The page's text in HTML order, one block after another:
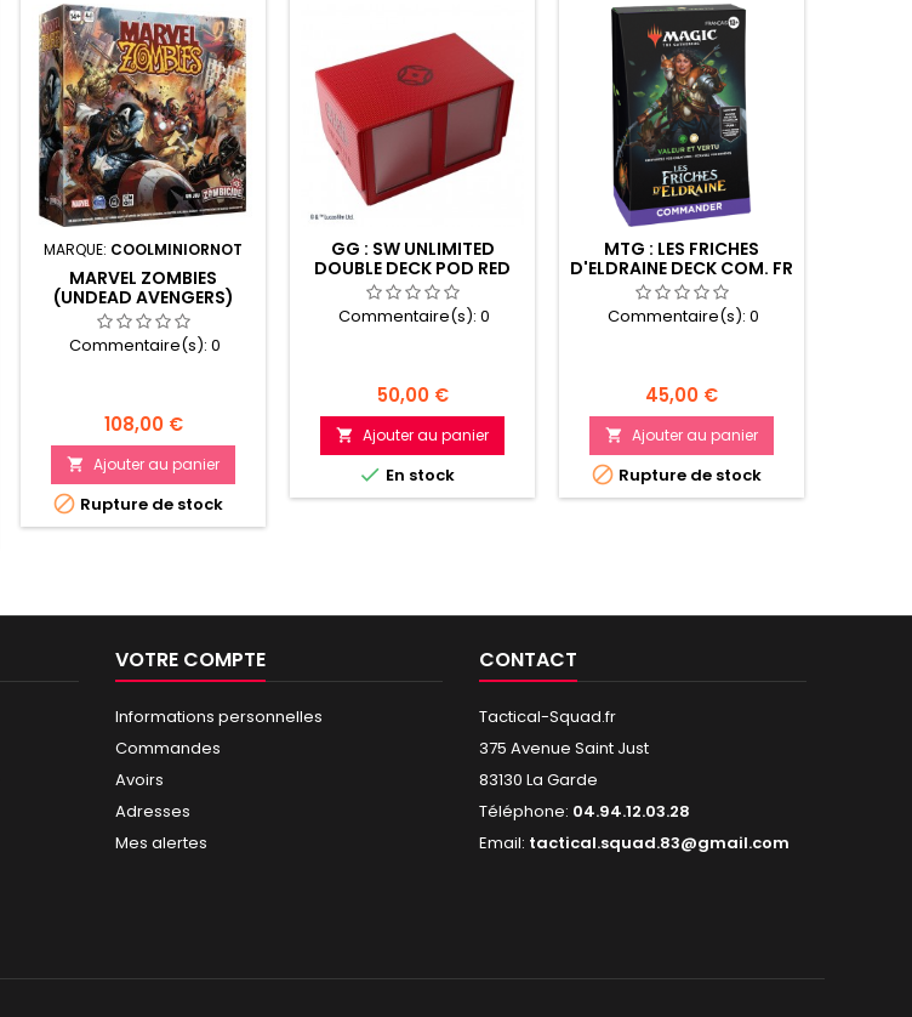
MARQUE: COOLMINIORNOT
MARVEL ZOMBIES
(UNDEAD AVENGERS)
Commentaire(s): 0
Prix
108,00 €
 Ajouter au panier
 Rupture de stock
GG : SW UNLIMITED
DOUBLE DECK POD RED
Commentaire(s): 0
Prix
50,00 €
 Ajouter au panier
 En stock
MTG : LES FRICHES
D'ELDRAINE DECK COM. FR
Commentaire(s): 0
Prix
45,00 €
 Ajouter au panier
 Rupture de stock
VOTRE COMPTE
Informations personnelles
Commandes
Avoirs
Adresses
Mes alertes
CONTACT
Tactical-Squad.fr
375 Avenue Saint Just
83130 La Garde
Téléphone: 04.94.12.03.28
Email: tactical.squad.83@gmail.com